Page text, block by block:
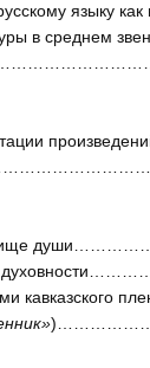
языку
в среднем
кавказского